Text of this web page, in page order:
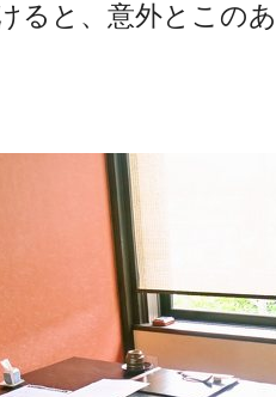
ると、意外とこの